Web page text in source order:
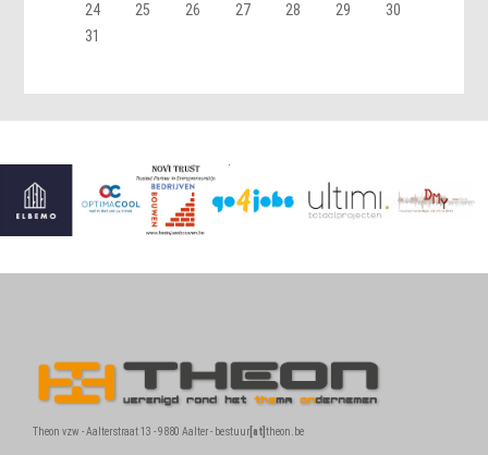
24
25 26 27 28 29
30
31
Theon vzw - Aalterstraat 13 - 9880 Aalter - bestuur [at]theon.be